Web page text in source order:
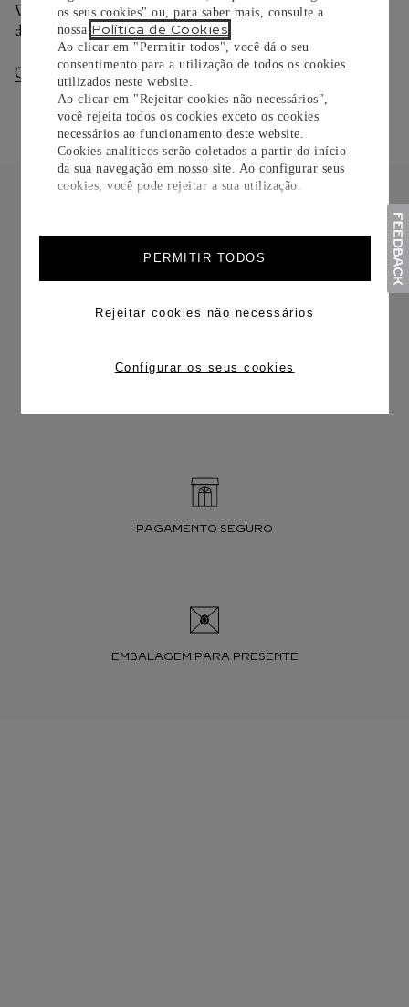
os seus cookies" ou, para saber mais, consulte a
nossa Política de Cookies
Ao clicar em "Permitir todos", você dá o seu
consentimento para a utilização de todos os cookies
utilizados neste website.
Ao clicar em "Rejeitar cookies não necessários",
você rejeita todos os cookies exceto os cookies
necessários ao funcionamento deste website.
Cookies analíticos serão coletados a partir do início
da sua navegação em nosso site. Ao configurar seus
cookies, você pode rejeitar a sua utilização.
PERMITIR TODOS
Rejeitar cookies não necessários
Configurar os seus cookies
Você pode trocar ou devolver sua criação Cartier em até 30
dias.
Consultar Entregas Consultar Devoluções
PAGAMENTO SEGURO
EMBALAGEM PARA PRESENTE